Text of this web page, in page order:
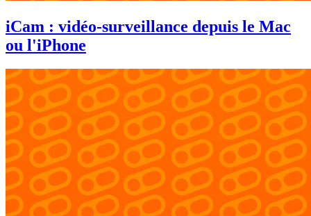
iCam : vidéo-surveillance depuis le Mac
ou l'iPhone